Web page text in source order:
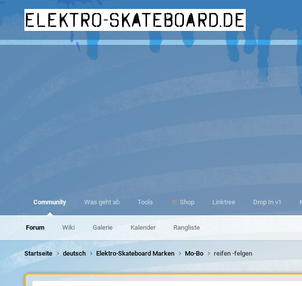
elektro-skateboard.de
Community
Forum Wiki Galerie Kalender Rangliste
Was geht ab Tools Shop Linktree Drop In v1
Startseite deutsch Elektro-Skateboard Marken Mo-Bo reifen -felgen